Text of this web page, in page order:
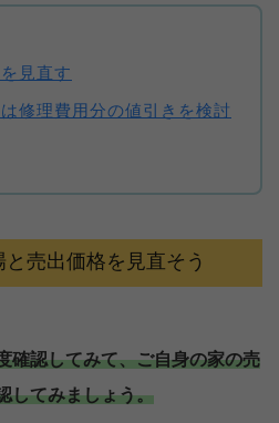
見直す
修理費用分の値引きを検討
と売出価格を見直そう
確認してみて、ご自身の家の売
してみましょう。